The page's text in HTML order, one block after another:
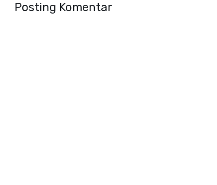
Posting Komentar